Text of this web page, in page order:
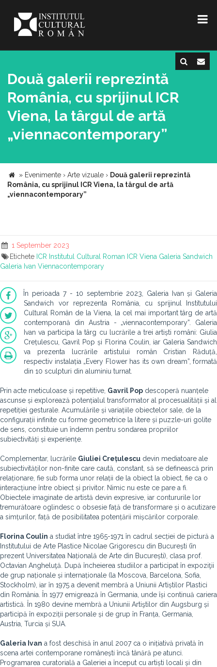
Două galerii reprezintă
România, cu sprijinul ICR
Viena, la târgul de artă
„viennacontemporary”
» Evenimente › Arte vizuale › Două galerii reprezintă
România, cu sprijinul ICR Viena, la târgul de artă
„viennacontemporary”
1 September 2023
Etichete ICR Institutul Cultural Roman ICR Viena Galeria Sandwich
Galeria Ivan Viennacontemporary
În perioada 7 - 10 septembrie 2023, Galeria Ivan și Galeria
Sandwich vor reprezenta România, cu sprijinul Institutului
Cultural Român de la Viena, la cel mai important târg de artă
contemporană din Austria - „viennacontemporary”. Galeria
Ivan va participa la târg cu lucrările a trei artiști români: Giulia
Crețulescu, Gavril Pop și Florina Coulin, iar Galeria Sandwich
va prezenta lucrările artistului român Cristian Răduță,
respectiv instalația „Every Flower has its own dream”, formată
din 10 sculpturi din aluminiu turnat.
Prin acte meticuloase și repetitive, Gavril Pop descoperă nuanțele
ascunse și explorează potențialul transformator al procesualității și al
repetiției gesturale. Acumulările și variațiile obiectelor sale, de la
configurații infinite cu forme geometrice la litere și puzzle-uri golite
de sens, constituie un îndemn pentru sondarea propriilor
subiectivități și experiențe.
Complementar, lucrările Giuliei Crețulescu devin mediatoare ale
subiectivităților non-finite care caută, constant, să se definească prin
relaționare, fie sub forma unor relații de la obiect la obiect, fie ca o
interacțiune între obiect și privitor. Nimic nu este ce pare a fi.
Obiectele imaginate de artistă devin expresive, iar contururile lor
tremurătoare oglindesc o obsesie față de transformare și o acutizare
a simțurilor, față de posibilitatea potențării mișcărilor corporale.
Florina Coulin a studiat între 1965-1971 în cadrul secției de pictură a
Institutului de Arte Plastice Nicolae Grigorescu din București (în
prezent Universitatea Națională de Arte din București), clasa prof.
Octavian Angheluţă. După încheierea studiilor a participat în expoziţii
de grup naționale și internaționale (la Moscova, Barcelona, Sofia,
Stockholm), iar în 1975 a devenit membră a Uniunii Artiștilor Plastici
din România. În 1977 emigrează în Germania, unde își continuă cariera
artistică. În 1980 devine membră a Uniunii Artiştilor din Augsburg și
participă în expoziții personale și de grup în Franța, Germania,
Austria, Turcia și SUA.
Galeria Ivan a fost deschisă în anul 2007 ca o inițiativă privată în
scena artei contemporane românești încă tânără pe atunci.
Programarea curatorială a Galeriei a început cu artiști locali și din